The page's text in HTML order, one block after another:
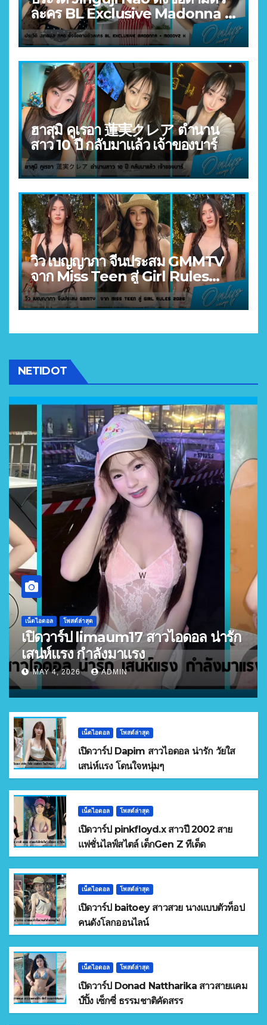
ละคร BL Exclusive Madonna +
MOODYZ X
ฮาสุมิ คูเรอา 蓮実クレア ตำนาน
สาว 10 ปี กลับมาแล้ว เจ้าของบาร์
วิว เบญญาภา จีนประสม GMMTV
จาก Miss Teen สู่ Girl Rules
2026
NETIDOT
เน็ตไอดอล โพสต์ล่าสุด
เปิดวาร์ป limaum17 สาวไอดอล น่ารัก
เสน่ห์แรง กำลังมาแรง
MAY 4, 2026 ADMIN
เน็ตไอดอล โพสต์ล่าสุด
เปิดวาร์ป Dapim สาวไอดอล น่ารัก วัยใส
เสน่ห์แรง โดนใจหนุ่มๆ
เน็ตไอดอล โพสต์ล่าสุด
เปิดวาร์ป pinkfloyd.x สาวปี 2002 สาย
แฟชั่นไลฟ์สไตล์ เด็กGen Z ทีเด็ด
เน็ตไอดอล โพสต์ล่าสุด
เปิดวาร์ป baitoey สาวสวย นางแบบตัวท็อป
คนดังโลกออนไลน์
เน็ตไอดอล โพสต์ล่าสุด
เปิดวาร์ป Donad Nattharika สาวสายแคม
ป์ปิ้ง เซ็กซี่ ธรรมชาติคัดสรร